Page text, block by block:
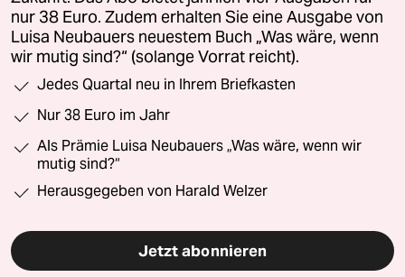
nur 38 Euro. Zudem erhalten Sie eine Ausgabe von
Luisa Neubauers neuestem Buch „Was wäre, wenn
wir mutig sind?“ (solange Vorrat reicht).
Jedes Quartal neu in Ihrem Briefkasten
Nur 38 Euro im Jahr
Als Prämie Luisa Neubauers „Was wäre, wenn wir
mutig sind?“
Herausgegeben von Harald Welzer
Jetzt abonnieren